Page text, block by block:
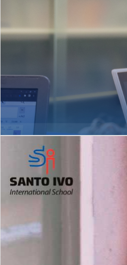
Matrículas Abertas 2026
Dupla
2º AO 5º ANO
Com imersão
Finais